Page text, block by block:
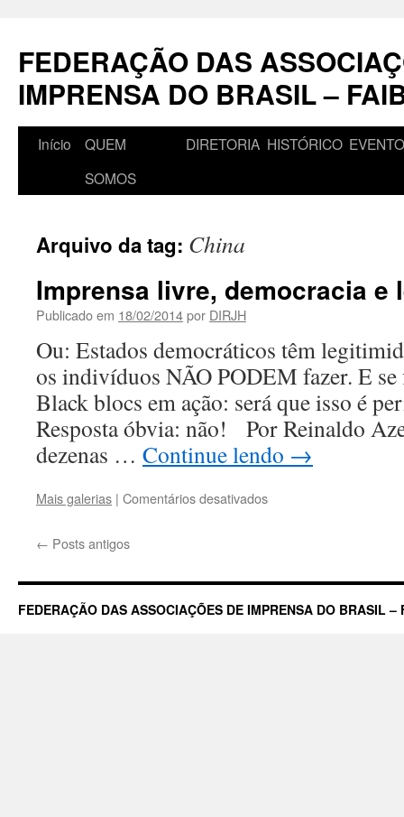
conteúdo
FEDERAÇÃO DAS
IMPRENSA DO BRASIL –
Início
QUEM
SOMOS
DIRETORIA HISTÓRICO
Arquivo da tag: China
Imprensa livre, democracia e
Publicado em 18/02/2014por DIRJH
Ou: Estados democráticos têm
os indivíduos NÃO PODEM fazer. E
Black blocs em ação: será que isso é
Resposta óbvia: não! Por Reinaldo
dezenas … Continue lendo →
Mais galerias | Comentários desativadosem
lei
antiterror.
← Posts antigos
FEDERAÇÃO DAS ASSOCIAÇÕES DE IMPRENSA DO BRASIL –